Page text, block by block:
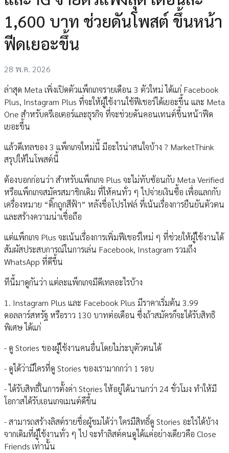
1,600 บาท ช่วยดันโพสต์ ขึ้นหน้า
ฟีดเยอะขึ้น
28 พ.ค. 2026
ล่าสุด Meta เพิ่งเปิดตัวแพ็กเกจรายเดือน 3 ตัวใหม่ ได้แก่ Facebook
Plus, Instagram Plus ที่จะให้ผู้ใช้งานใช้ฟีเชอร์ได้เยอะขึ้น และ Meta
One สำหรับครีเอเตอร์และธุรกิจ ที่จะช่วยดันคอนเทนต์ขึ้นหน้าฟีด
เยอะขึ้น
แล้วดีเทลของ 3 แพ็กเกจใหม่นี้ มีอะไรน่าสนใจบ้าง ? MarketThink
สรุปให้ในโพสต์นี้
ต้องบอกก่อนว่า สำหรับแพ็กเกจ Plus จะไม่ทับซ้อนกับ Meta Verified
หรือแพ็กเกจสมัครสมาชิกเดิม ที่ให้คนทั่ว ๆ ไปจ่ายเงินซื้อ เพื่อแลกกับ
เครื่องหมาย “ติ๊กถูกสีฟ้า” หลังชื่อโปรไฟล์ ที่เน้นเรื่องการยืนยันตัวตน
และสร้างความน่าเชื่อถือ
แต่แพ็กเกจ Plus จะเน้นเรื่องการเพิ่มฟีเชอร์ใหม่ ๆ ที่ช่วยให้ผู้ใช้งานได้
สัมผัสประสบการณ์ในการเล่น Facebook, Instagram รวมถึง
WhatsApp ที่ดีขึ้น
ทีนี้มาดูกันว่า แต่ละแพ็กเกจมีดีเทลอะไรบ้าง
1. Instagram Plus และ Facebook Plus มีราคาเริ่มต้น 3.99
ดอลลาร์สหรัฐ หรือราว 130 บาทต่อเดือน ซึ่งถ้าสมัครก็จะได้รับสิทธิ
พิเศษ ได้แก่
- ดู Stories ของผู้ใช้งานคนอื่นโดยไม่ระบุตัวตนได้
- ดูได้ว่ามีใครที่ดู Stories ของเรามากกว่า 1 รอบ
- ได้รับสิทธิ์ในการตั้งค่า Stories ให้อยู่ได้นานกว่า 24 ชั่วโมง ทำให้มี
โอกาสได้รับเอนเกจเมนต์ดีขึ้น
- สามารถสร้างลิสต์รายชื่อผู้ชมได้ว่า ใครมีสิทธิ์ดู Stories อะไรได้บ้าง
จากเดิมที่ผู้ใช้งานทั่ว ๆ ไป จะทำลิสต์คนดูได้แค่อย่างเดียวคือ Close
Friends เท่านั้น